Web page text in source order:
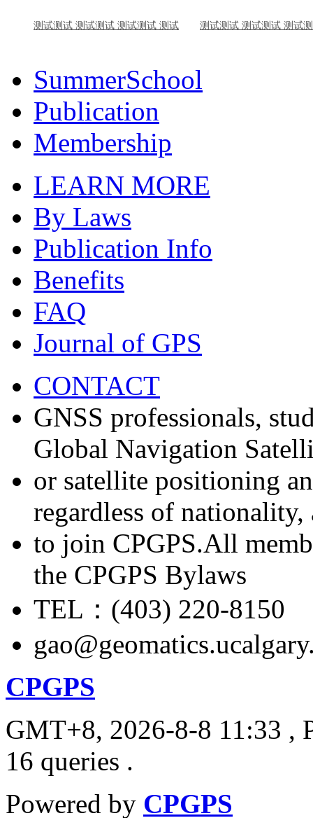
测试测试 测试测试 测试测试 测试 测试测试 测试测试 测试
SummerSchool
Publication
Membership
LEARN MORE
By Laws
Publication Info
Benefits
FAQ
Journal of GPS
CONTACT
GNSS professionals,
Global Navigation
or satellite positioning
regardless of nationality,
to join CPGPS.All
the CPGPS Bylaws
TEL：(403) 220-8150
CPGPS
GMT+8, 2026-8-8 11:33 ,
16 queries .
Powered by CPGPS